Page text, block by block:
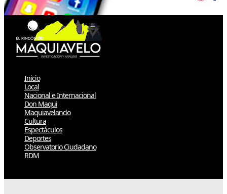
Inicio
Local
Nacional e Internacional
Don Maqui
Maquiavelando
Cultura
Espectáculos
Deportes
Observatorio Ciudadano
RDM